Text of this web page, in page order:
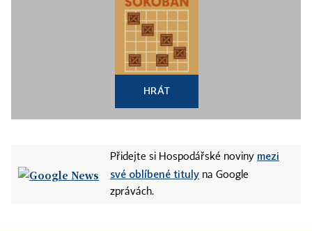
HRÁT
Přidejte si Hospodářské noviny mezi
své oblíbené tituly na Google
zprávách.